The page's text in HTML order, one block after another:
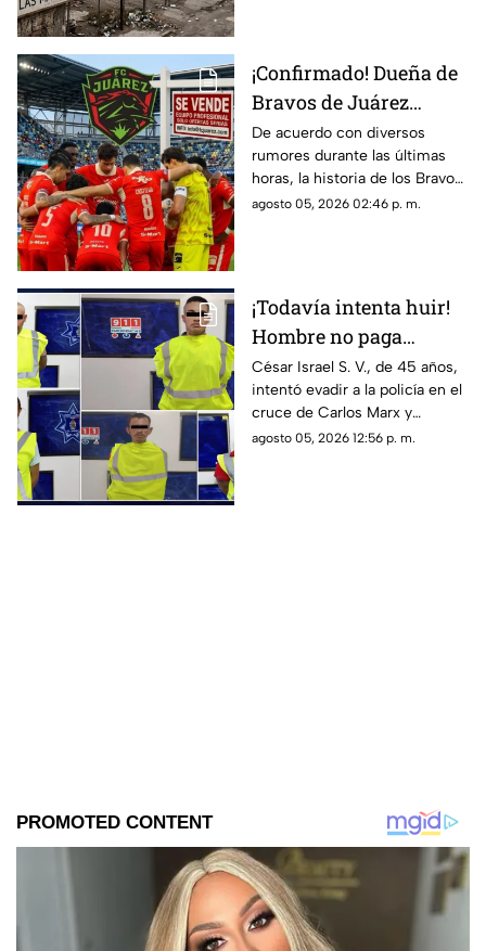
¡Confirmado! Dueña de
Bravos de Juárez
aclara si venderá al
equipo; ¿desaparecerán
como Indios de Juárez?
De acuerdo con diversos
rumores durante las últimas
horas, la historia de los Bravos
de Juárez en la frontera estaría
agosto 05, 2026 02:46 p. m.
¡Todavía intenta huir!
Hombre no paga
pensión alimentaria en
Ciudad Juárez
César Israel S. V., de 45 años,
intentó evadir a la policía en el
cruce de Carlos Marx y
Magneto; al consultar
agosto 05, 2026 12:56 p. m.